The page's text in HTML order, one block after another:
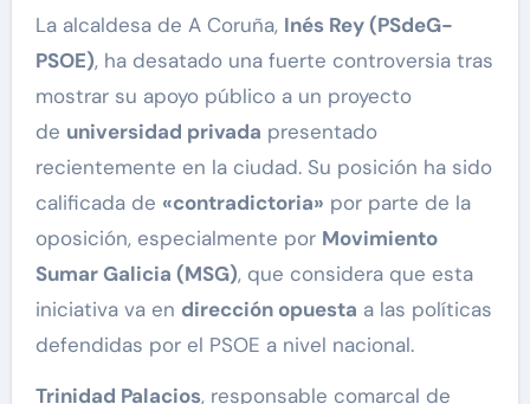
La alcaldesa de A Coruña, Inés Rey (PSdeG-
PSOE), ha desatado una fuerte controversia tras
mostrar su apoyo público a un proyecto
de universidad privada presentado
recientemente en la ciudad. Su posición ha sido
calificada de «contradictoria» por parte de la
oposición, especialmente por Movimiento
Sumar Galicia (MSG), que considera que esta
iniciativa va en dirección opuesta a las políticas
defendidas por el PSOE a nivel nacional.
Trinidad Palacios, responsable comarcal de